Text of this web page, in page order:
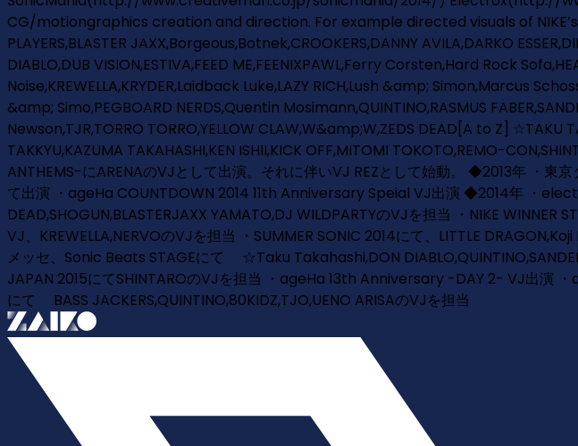
CG/motiongraphics creation and direction. For example directed visuals of
PLAYERS,BLASTER JAXX,Borgeous,Botnek,CROOKERS,DANNY AVILA,DARKO
DIABLO,DUB VISION,ESTIVA,FEED ME,FEENIXPAWL,Ferry Corsten,Hard Rock
Noise,KREWELLA,KRYDER,Laidback Luke,LAZY RICH,Lush &amp; Simon,Marcus
&amp; Simo,PEGBOARD NERDS,Quentin Mosimann,QUINTINO,RASMUS
Newson,TJR,TORRO TORRO,YELLOW CLAW,W&amp;W,ZEDS DEAD[A to Z] ☆TAKU
TAKKYU,KAZUMA TAKAHASHI,KEN ISHII,KICK OFF,MITOMI TOKOTO,REMO-
ANTHEMS-にARENAのVJとして出演。それに伴いVJ REZとして始動。 ◆2013年 ・東
て出演 ・ageHa COUNTDOWN 2014 11th Anniversary Speial VJ出演 ◆2014年 ・
DEAD,SHOGUN,BLASTERJAXX YAMATO,DJ WILDPARTYのVJを担当 ・NIKE
VJ、KREWELLA,NERVOのVJを担当 ・SUMMER SONIC 2014にて、LITTLE
メッセ、Sonic Beats STAGEにて ☆Taku Takahashi,DON
JAPAN 2015にてSHINTAROのVJを担当 ・ageHa 13th Anniversary -DAY 2- VJ出演
にて BASS JACKERS,QUINTINO,80KIDZ,TJO,UENO ARISAのVJを担当